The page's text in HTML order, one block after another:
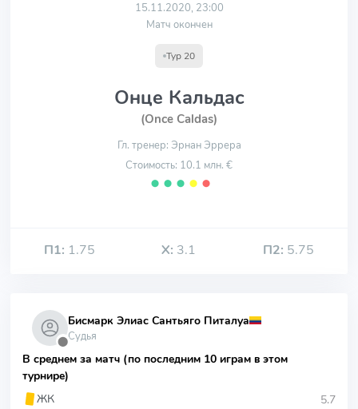
15.11.2020, 23:00
Матч окончен
Тур 20
Онце Кальдас
(Once Caldas)
Гл. тренер: Эрнан Эррера
Стоимость: 10.1 млн. €
⬤ ⬤ ⬤ ⬤ ⬤
П1: 1.75 Х: 3.1 П2: 5.75
⬤
Бисмарк Элиас Сантьяго Питалуа
Судья
В среднем за матч (по последним 10 играм в этом
турнире)
ЖК
5.7